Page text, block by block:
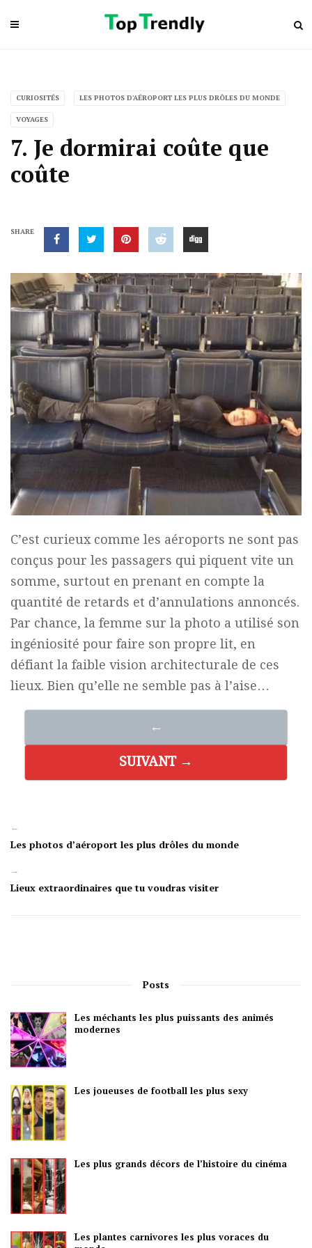
CURIOSITÉS LES PHOTOS D'AÉROPORT LES PLUS DRÔLES DU MONDE
VOYAGES
7. Je dormirai coûte que
coûte
SHARE
C’est curieux comme les aéroports ne sont pas
conçus pour les passagers qui piquent vite un
somme, surtout en prenant en compte la
quantité de retards et d’annulations annoncés.
Par chance, la femme sur la photo a utilisé son
ingéniosité pour faire son propre lit, en
défiant la faible vision architecturale de ces
lieux. Bien qu’elle ne semble pas à l’aise…
←
SUIVANT →
←
Les photos d’aéroport les plus drôles du monde
→
Lieux extraordinaires que tu voudras visiter
Posts
Les méchants les plus puissants des animés
modernes
Les joueuses de football les plus sexy
Les plus grands décors de l’histoire du cinéma
Les plantes carnivores les plus voraces du